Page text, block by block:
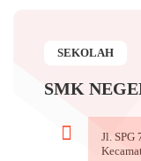
SEKOLAH
SMK
Jl. SPG